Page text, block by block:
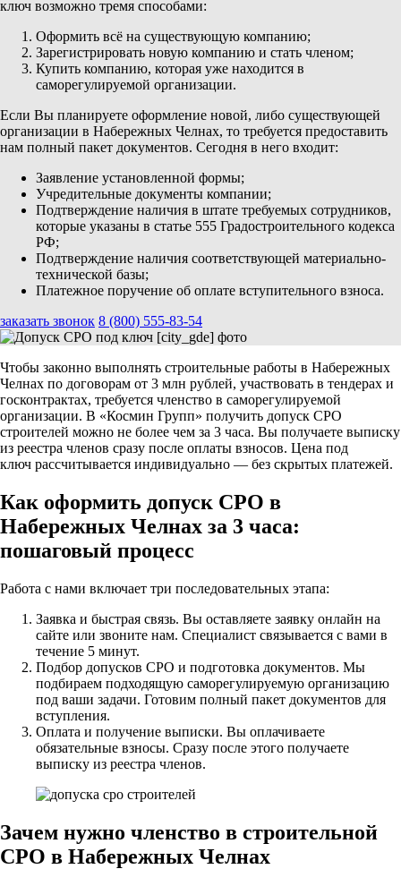
ключ возможно тремя способами:
Оформить всё на существующую компанию;
Зарегистрировать новую компанию и стать членом;
Купить компанию, которая уже находится в
саморегулируемой организации.
Если Вы планируете оформление новой, либо существующей
организации в Набережных Челнах, то требуется предоставить
нам полный пакет документов. Сегодня в него входит:
Заявление установленной формы;
Учредительные документы компании;
Подтверждение наличия в штате требуемых сотрудников,
которые указаны в статье 555 Градостроительного кодекса
РФ;
Подтверждение наличия соответствующей материально-
технической базы;
Платежное поручение об оплате вступительного взноса.
заказать звонок 8 (800) 555-83-54
Чтобы законно выполнять строительные работы в Набережных
Челнах по договорам от 3 млн рублей, участвовать в тендерах и
госконтрактах, требуется членство в саморегулируемой
организации. В «Космин Групп» получить допуск СРО
строителей можно не более чем за 3 часа. Вы получаете выписку
из реестра членов сразу после оплаты взносов. Цена под
ключ рассчитывается индивидуально — без скрытых платежей.
Как оформить допуск СРО в
Набережных Челнах за 3 часа:
пошаговый процесс
Работа с нами включает три последовательных этапа:
Заявка и быстрая связь. Вы оставляете заявку онлайн на
сайте или звоните нам. Специалист связывается с вами в
течение 5 минут.
Подбор допусков СРО и подготовка документов. Мы
подбираем подходящую саморегулируемую организацию
под ваши задачи. Готовим полный пакет документов для
вступления.
Оплата и получение выписки. Вы оплачиваете
обязательные взносы. Сразу после этого получаете
выписку из реестра членов.
Зачем нужно членство в строительной
СРО в Набережных Челнах